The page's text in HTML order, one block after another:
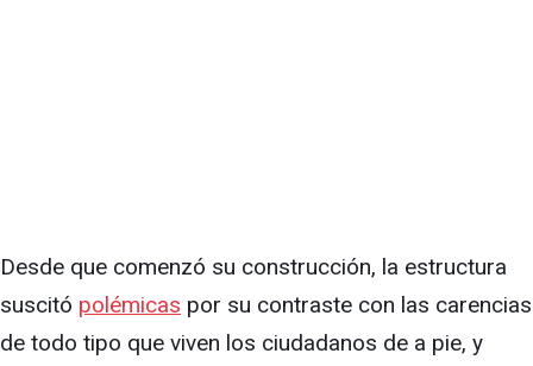
Desde que comenzó su construcción, la estructura
suscitó polémicas por su contraste con las carencias
de todo tipo que viven los ciudadanos de a pie, y